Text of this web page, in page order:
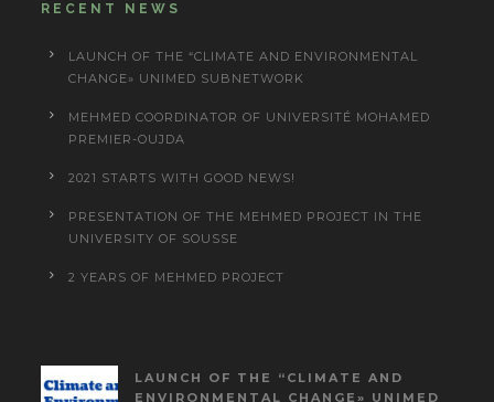
RECENT NEWS
LAUNCH OF THE “CLIMATE AND ENVIRONMENTAL
CHANGE» UNIMED SUBNETWORK
MEHMED COORDINATOR OF UNIVERSITÉ MOHAMED
PREMIER-OUJDA
2021 STARTS WITH GOOD NEWS!
PRESENTATION OF THE MEHMED PROJECT IN THE
UNIVERSITY OF SOUSSE
2 YEARS OF MEHMED PROJECT
LAUNCH OF THE “CLIMATE AND
ENVIRONMENTAL CHANGE» UNIMED